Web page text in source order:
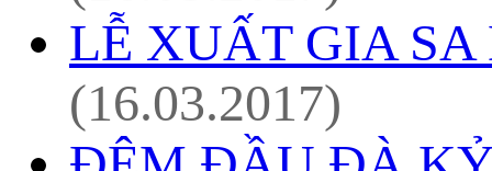
LỄ XUẤT GIA
(16.03.2017)